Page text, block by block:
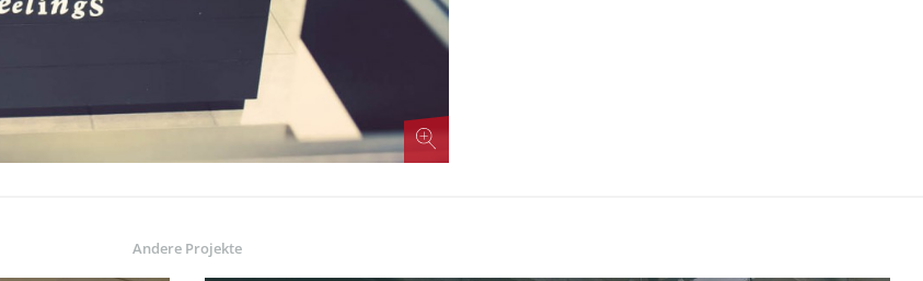
Andere Projekte